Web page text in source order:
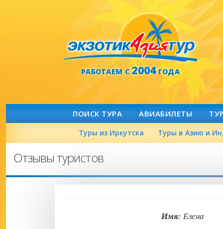
РАБОТАЕМ С2004ГОДА
ПОИСК ТУРА АВИАБИЛЕТЫ
Туры из Иркутска Туры в Азию и
Отзывы туристов
Имя: